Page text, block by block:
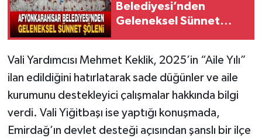
Belediyesi’nden
Geleneksel Sünnet
Vali Yardımcısı Mehmet Keklik, 2025’in “Aile Yılı”
ilan edildiğini hatırlatarak sade düğünler ve aile
kurumunu destekleyici çalışmalar hakkında bilgi
verdi. Vali Yiğitbaşı ise yaptığı konuşmada,
Emirdağ’ın devlet desteği açısından şanslı bir ilçe